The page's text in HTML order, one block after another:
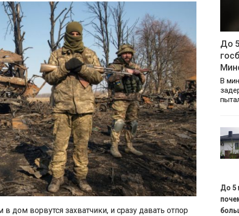
дом ворвутся захватчики, и сразу давать отпор
До
В
До 5